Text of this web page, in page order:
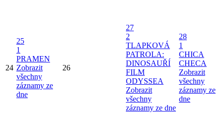
24
25
1
PRAMEN
Zobrazit
všechny
záznamy ze
dne
26
27
2
TLAPKOVÁ
PATROLA:
DINOSAUŘÍ
FILM
ODYSSEA
Zobrazit
všechny
záznamy ze dne
28
1
CHICA
CHECA
Zobrazit
všechny
záznamy ze
dne